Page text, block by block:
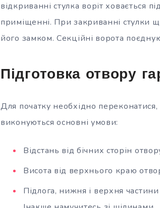
відкриванні стулка воріт ховається
приміщенні. При закриванні стулки
його замком. Секційні ворота
Підготовка отвору
Для початку необхідно
виконуються основні умови:
Відстань від бічних сторін
Висота від верхнього краю
Підлога, нижня і верхня